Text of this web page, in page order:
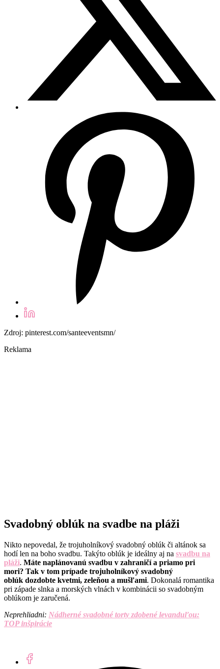
Zdroj: pinterest.com/santeeventsmn/
Reklama
Svadobný oblúk na svadbe na pláži
Nikto nepovedal, že trojuholníkový svadobný oblúk či altánok sa
hodí len na boho svadbu. Takýto oblúk je ideálny aj na svadbu na
pláži. Máte naplánovanú svadbu v zahraničí a priamo pri
mori? Tak v tom prípade trojuholníkový svadobný
oblúk dozdobte kvetmi, zeleňou a mušľami. Dokonalá romantika
pri západe slnka a morských vlnách v kombinácii so svadobným
oblúkom je zaručená.
Neprehliadni: Nádherné svadobné torty zdobené levanduľou:
TOP inšpirácie